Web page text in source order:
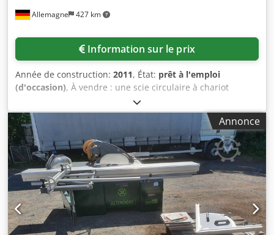
Allemagne 427 km
Information sur le prix
Année de construction: 2011, État: prêt à l'emploi
(d'occasion), À vendre : une scie circulaire à chariot
mobile Altendorf. Diamètre maximal de la lame : 400 mm,
hauteur de coupe maximale à 90° : 125 mm, hauteur de
coupe maximale à 45° : 87 mm, largeur de coupe : 1000
mm, longueur du chariot à double rouleau : 3000 mm,
vitesses de rotation de l’arbre de scie : 3000/4000/5000
tr/min, diamètre du raccord d’aspiration inférieur : 120
mm, diamètre du raccord d’aspiration supérieur : 80 mm,
diamètre du raccord d’aspiration central : 140 mm, largeur
de la fente de guidage du protecteur : 13 mm. Poids :
environ 1100 kg. Une inspection est possible sur rendez-
vous. Crodpfx Anozl En Is Ief
Annonce